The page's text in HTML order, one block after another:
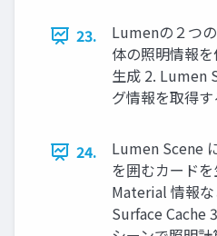
23.
Lumenの２つ
体の照明情報
生成 2. Lumen
グ情報を取得す
24.
Lumen Scene
を囲むカード
Material 情報
Surface Cache